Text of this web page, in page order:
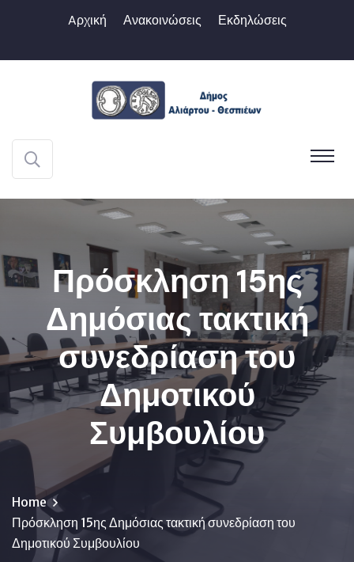
Aρχική Ανακοινώσεις Εκδηλώσεις
Πρόσκληση 15ης
Δημόσιας τακτική
συνεδρίαση του
Δημοτικού
Συμβουλίου
Home
Πρόσκληση 15ης Δημόσιας τακτική συνεδρίαση του
Δημοτικού Συμβουλίου